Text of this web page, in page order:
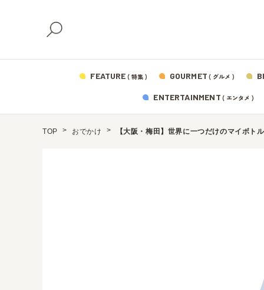
FEATURE ( 特集 ) GOURMET ( グルメ )
ENTERTAINMENT ( エンタメ )
TOP おでかけ 【大阪・梅田】世界に一つだけのマイボ